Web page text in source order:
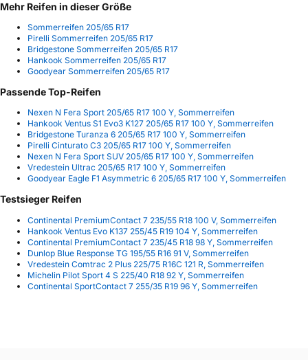
Mehr Reifen in dieser Größe
Sommerreifen 205/65 R17
Pirelli Sommerreifen 205/65 R17
Bridgestone Sommerreifen 205/65 R17
Hankook Sommerreifen 205/65 R17
Goodyear Sommerreifen 205/65 R17
Passende Top-Reifen
Nexen N Fera Sport 205/65 R17 100 Y, Sommerreifen
Hankook Ventus S1 Evo3 K127 205/65 R17 100 Y, Sommerreifen
Bridgestone Turanza 6 205/65 R17 100 Y, Sommerreifen
Pirelli Cinturato C3 205/65 R17 100 Y, Sommerreifen
Nexen N Fera Sport SUV 205/65 R17 100 Y, Sommerreifen
Vredestein Ultrac 205/65 R17 100 Y, Sommerreifen
Goodyear Eagle F1 Asymmetric 6 205/65 R17 100 Y, Sommerreifen
Testsieger Reifen
Continental PremiumContact 7 235/55 R18 100 V, Sommerreifen
Hankook Ventus Evo K137 255/45 R19 104 Y, Sommerreifen
Continental PremiumContact 7 235/45 R18 98 Y, Sommerreifen
Dunlop Blue Response TG 195/55 R16 91 V, Sommerreifen
Vredestein Comtrac 2 Plus 225/75 R16C 121 R, Sommerreifen
Michelin Pilot Sport 4 S 225/40 R18 92 Y, Sommerreifen
Continental SportContact 7 255/35 R19 96 Y, Sommerreifen